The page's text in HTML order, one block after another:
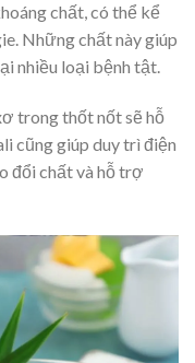
chất, có thể kể
Những chất này giúp
nhiều loại bệnh tật.
trong thốt nốt sẽ hỗ
cũng giúp duy trì điện
đổi chất và hỗ trợ